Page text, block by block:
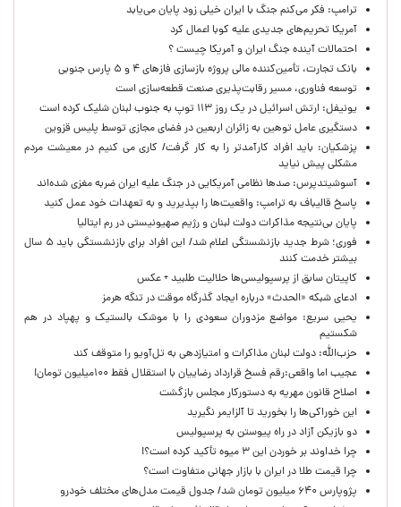
ترامپ: فکر می‌کنم جنگ با ایران خیلی زود پایان می‌یابد
آمریکا تحریم‌های جدیدی علیه کوبا اعمال کرد
احتمالات آینده جنگ ایران و آمریکا چیست ؟
بانک تجارت، تأمین‌کننده مالی پروژه بازسازی فازهای ۴ و ۵ پارس جنوبی
توسعه فناوری، مسیر رقابت‌پذیری صنعت قطعه‌سازی است
یونیفل: ارتش اسرائیل در یک روز ۱۱۳ توپ به جنوب لبنان شلیک کرده است
دستگیری عامل توهین به زائران اربعین در فضای مجازی توسط پلیس قزوین
پزشکیان: باید افراد کارآمدتر را به کار گرفت/ کاری می کنیم در معیشت مردم
مشکلی پیش نیاید
آسوشیتدپرس: صدها نظامی آمریکایی در جنگ علیه ایران ضربه مغزی شده‌اند
پاسخ قالیباف به ترامپ: واقعیت‌ها را بپذیرید و به تعهدات خود عمل کنید
پایان بی‌نتیجه مذاکرات دولت لبنان و رژیم صهیونیستی در رم ایتالیا
فوری؛ شرط جدید بازنشستگی اعلام شد/ این افراد برای بازنشستگی باید ۵ سال
بیشتر خدمت کنند
کاپیتان سابق از پرسپولیسی‌ها حلالیت طلبید + عکس
ادعای شبکه «الحدث» درباره ایجاد گذرگاه موقت در تنگه هرمز
یحیی سریع: مواضع مزدوران سعودی را با موشک بالستیک و پهپاد در هم
شکستیم
حزب‌الله: دولت لبنان مذاکرات و امتیازدهی به تل‌آویو را متوقف کند
عجیب اما واقعی:رقم فسخ قرارداد رضاییان با استقلال فقط ۱۰۰میلیون تومان!
اصلاح قانون مهریه به دستورکار مجلس بازگشت
این خوراکی‌ها را بخورید تا آلزایمر نگیرید
دو بازیکن آزاد در راه پیوستن به پرسپولیس
چرا خداوند بر خوردن این ۳ میوه تأکید کرده است؟!
چرا قیمت طلا در ایران با بازار جهانی متفاوت است؟
پژوپارس ۶۴۰ میلیون تومان شد/ جدول قیمت مدل‌های مختلف خودرو